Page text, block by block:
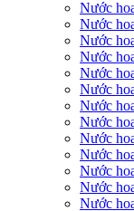
Nước
Nước
Nước
Nước
Nước
Nước
Nước
Nước
Nước
Nước
Nước
Nước
Nước